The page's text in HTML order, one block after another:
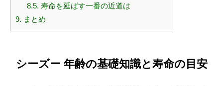
8.5. 寿命を延ばす一番の近道は
9. まとめ
シーズー 年齢の基礎知識と寿命の目安